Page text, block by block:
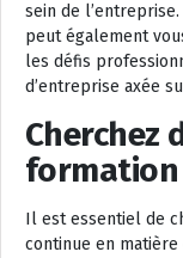
sein de
peut également
les défis
d’entreprise axée
Cherchez
formation
Il est essentiel de
continue en